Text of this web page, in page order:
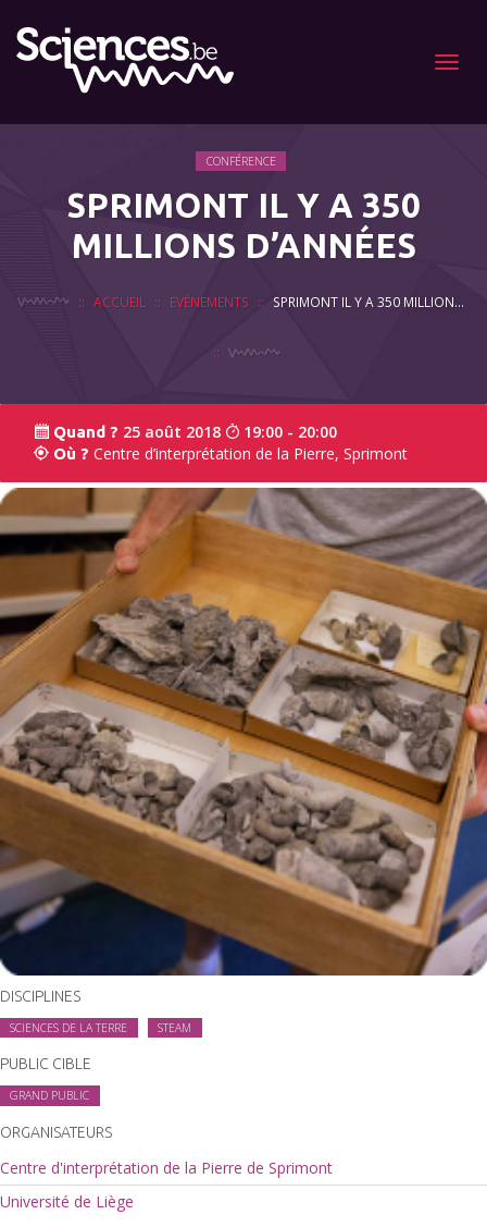
Menu
CONFÉRENCE
SPRIMONT IL Y A 350
MILLIONS D’ANNÉES
ACCUEIL EVÉNEMENTS SPRIMONT IL Y A 350 MILLIONS D’ANNÉES
Quand ? 25 août 2018 19:00 - 20:00
Où ? Centre d’interprétation de la Pierre, Sprimont
DISCIPLINES
SCIENCES DE LA TERRE STEAM
PUBLIC CIBLE
GRAND PUBLIC
ORGANISATEURS
Centre d'interprétation de la Pierre de Sprimont
Université de Liège